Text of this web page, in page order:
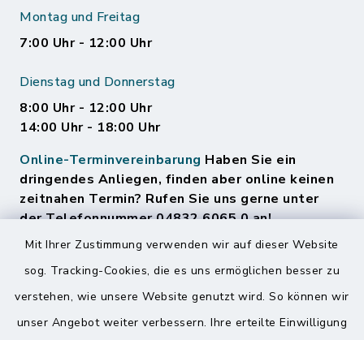
Mit Ihrer Zustimmung verwenden wir auf dieser Website
sog. Tracking-Cookies, die es uns ermöglichen besser zu
verstehen, wie unsere Website genutzt wird. So können wir
unser Angebot weiter verbessern. Ihre erteilte Einwilligung
Montag und Freitag
7:00 Uhr - 12:00 Uhr
Dienstag und Donnerstag
8:00 Uhr - 12:00 Uhr
14:00 Uhr - 18:00 Uhr
Online-Terminvereinbarung Haben Sie ein
dringendes Anliegen, finden aber online keinen
zeitnahen Termin? Rufen Sie uns gerne unter
der Telefonnummer 04832 6065 0 an!
Quicklinks
Amt Mitteldithmarschen